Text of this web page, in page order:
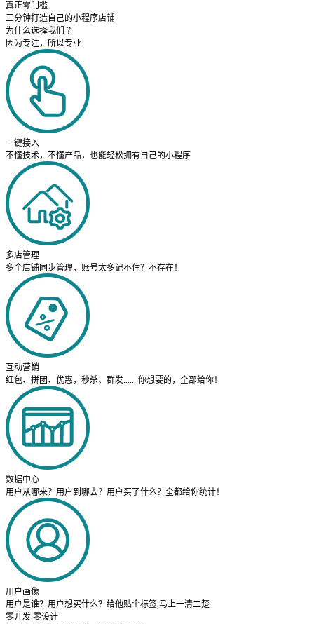
真正零门槛
三分钟打造自己的小程序店铺
为什么选择我们 ？
因为专注，所以专业
一键接入
不懂技术，不懂产品，也能轻松拥有自己的小程序
多店管理
多个店铺同步管理，账号太多记不住？不存在！
互动营销
红包、拼团、优惠，秒杀、群发...... 你想要的，全部给你！
数据中心
用户从哪来？用户到哪去？用户买了什么？全都给你统计！
用户画像
用户是谁？用户想买什么？给他贴个标签,马上一清二楚
零开发 零设计